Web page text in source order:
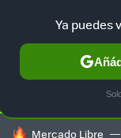
SELECCIÓN
HOY SE HABLA DE
Mercado Libre
Ya puedes